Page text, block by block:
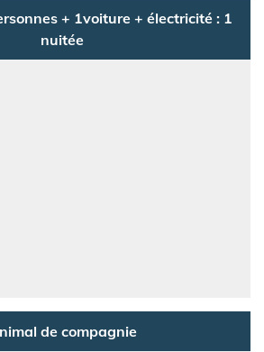
+ 1voiture + électricité : 1
nuitée
de compagnie